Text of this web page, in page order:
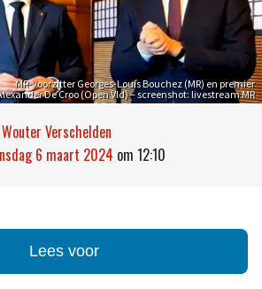
MR-voorzitter Georges-Louis Bouchez (MR) en premier
De Croo (Open Vld) – screenshot: livestream MR
Wouter Verschelden
6 maart 2024 om 12:10
Lees voor